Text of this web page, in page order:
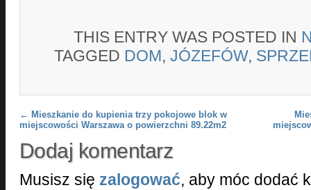
THIS ENTRY WAS POSTED IN
TAGGED DOM, JÓZEFÓW,
Post navigation
← Mieszkanie do kupienia trzy pokojowe blok w
miejscowości Warszawa o powierzchni 89.22m2
Dodaj komentarz
Musisz się zalogować, aby móc dodać